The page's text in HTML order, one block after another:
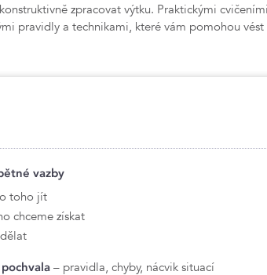
zpracovat výtku. Praktickými
pravidly a technikami, které vám pomohou
vazby
toho jít
chceme získat
– pravidla, chyby, nácvik situací